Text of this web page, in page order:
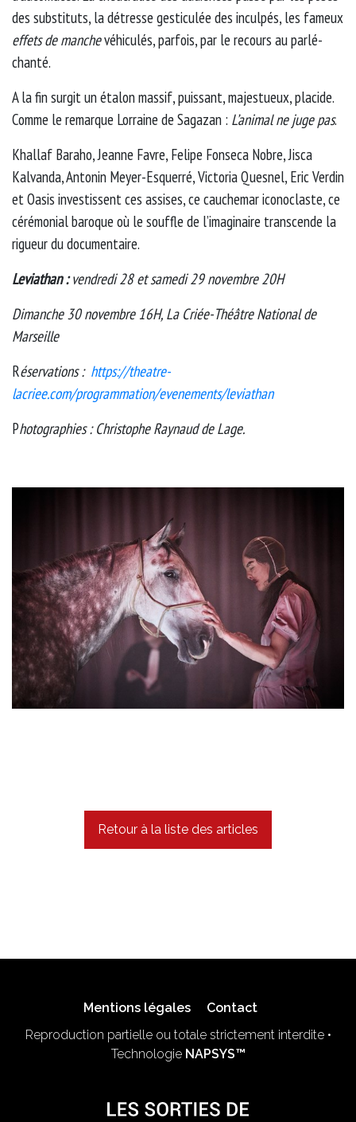
des substituts, la détresse gesticulée des inculpés, les fameux
effets de manchevéhiculés, parfois, par le recours au parlé-
chanté.
A la fin surgit un étalon massif, puissant, majestueux, placide.
Comme le remarque Lorraine de Sagazan : L’animal ne juge pas.
Khallaf Baraho, Jeanne Favre, Felipe Fonseca Nobre, Jisca
Kalvanda, Antonin Meyer-Esquerré, Victoria Quesnel, Eric Verdin
et Oasis investissent ces assises, ce cauchemar iconoclaste, ce
cérémonial baroque où le souffle de l’imaginaire transcende la
rigueur du documentaire.
Leviathan :vendredi 28 et samedi 29 novembre 20H
Dimanche 30 novembre 16H, La Criée-ThéâtreNational de
Marseille
Réservations : https://theatre-
lacriee.com/programmation/evenements/leviathan
Photographies : Christophe Raynaud de Lage.
Retour à la liste des articles
Mentions légales
Contact
Reproduction partielle ou totale strictement interdite •
Technologie NAPSYS™